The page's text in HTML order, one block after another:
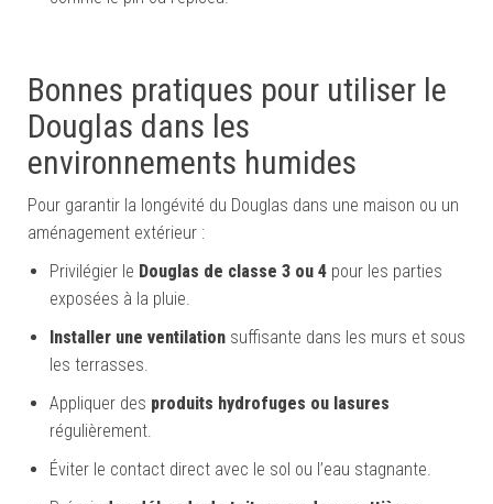
Bonnes pratiques pour utiliser le
Douglas dans les
environnements humides
Pour garantir la longévité du Douglas dans une maison ou un
aménagement extérieur :
Privilégier le Douglas de classe 3 ou 4 pour les parties
exposées à la pluie.
Installer une ventilation suffisante dans les murs et sous
les terrasses.
Appliquer des produits hydrofuges ou lasures
régulièrement.
Éviter le contact direct avec le sol ou l’eau stagnante.